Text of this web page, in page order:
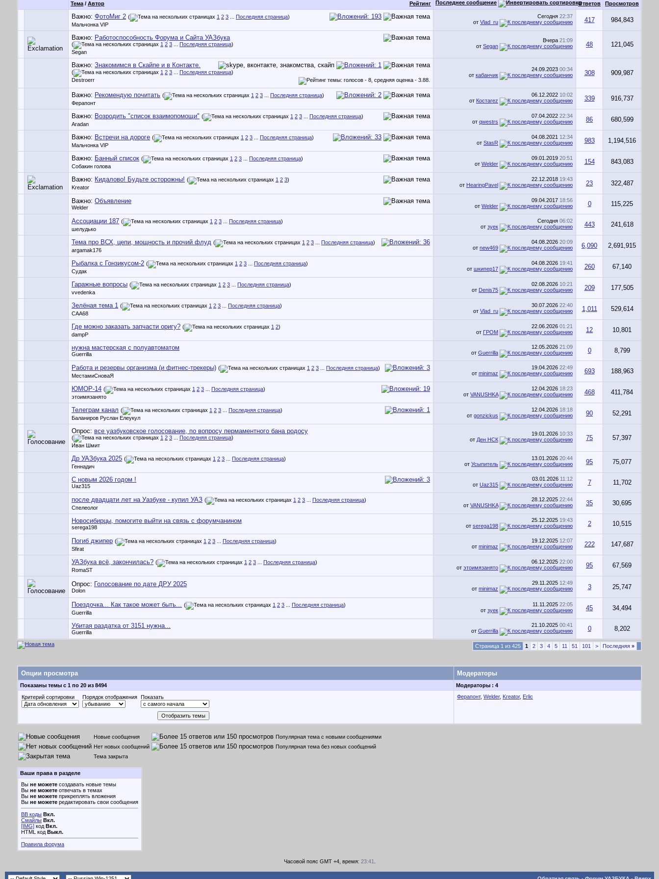
Рейтинг
Тема / Автор Последнее сообщение Ответов Просмотров
Важно: ФотоМиг 2 ( 1 2 3 Последняя страница)
Мальчонка VIP
Сегодня 22:37
от Vlad_ru 417 984,843
Важно: Работоспособность Форума и Сайта УАЗбука
( 1 2 3 Последняя страница)
Segan
Вчера 21:09
от Segan 48 121,045
Важно: Знакомимся в Скайпе и в Контакте.
( 1 2 3 Последняя страница)
Destroerr
24.09.2023 00:34
от кабанчик 308 909,987
Важно: Рекомендую почитать ( 1 2 3 Последняя страница)
Ферапонт
06.12.2022 10:02
от Костаrez 339 916,737
Важно: Возродить "список взаимопомощи" ( 1 2 3 Последняя страница)
Aradan
07.04.2022 22:34
от qwestrs 86 680,599
Важно: Встречи на дороге ( 1 2 3 Последняя страница)
Мальчонка VIP
04.08.2021 12:34
от StasR 983 1,194,516
Важно: Банный список ( 1 2 3 Последняя страница)
Собакин голова
09.01.2019 20:51
от Welder 154 843,083
Важно: Кидалово! Будьте осторожны! ( 1 2 3)
Kreator
22.12.2018 19:43
от HearingPavel 23 322,487
Важно: Объявление
Welder
09.04.2017 18:56
от Welder 0 115,225
Ассоциации 187 ( 1 2 3 Последняя страница)
шелудько
Сегодня 06:02
от зуек 443 241,618
Тема про ВСХ, цепи, мощность и прочий флуд ( 1 2 3 Последняя страница)
argamak176
04.08.2026 20:09
от new469 6,090 2,691,915
Рыбалка с Гонзикусом-2 ( 1 2 3 Последняя страница)
Судак
04.08.2026 19:41
от шкипер17 260 67,140
Гаражные вопросы ( 1 2 3 Последняя страница)
vvedenka
02.08.2026 10:21
от Denis75 209 177,505
Зелёная тема 1 ( 1 2 3 Последняя страница)
CAA68
30.07.2026 22:40
от Vlad_ru 1,011 529,614
Где можно заказать запчасти оригу? ( 1 2)
dampP
22.06.2026 01:21
от ГРОМ 12 10,801
нужна мастерская с полуавтоматом
Guerrilla
12.05.2026 21:09
от Guerrilla 0 8,799
Работа и резервы организма (и фитнес-трекеры) ( 1 2 3 Последняя страница)
МестамиСноваЯ
19.04.2026 22:49
от minimaz 693 188,963
ЮМОР-14 ( 1 2 3 Последняя страница)
этоимязанято
12.04.2026 18:23
от VANUSHKA 468 411,784
Телеграм канал ( 1 2 3 Последняя страница)
Баланиров Руслан Елеукул
12.04.2026 18:18
от gonzickus 90 52,291
Опрос: все уазбуковское голосование, по вопросу пермаментного бана родосу
( 1 2 3 Последняя страница)
Иван Шмит
19.01.2026 10:33
от Ден НСК 75 57,397
Др УАЗбука 2025 ( 1 2 3 Последняя страница)
Геннадич
13.01.2026 20:44
от Усыпитель 95 75,077
С новым 2026 годом !
Uaz315
03.01.2026 11:12
от Uaz315 7 11,702
после двадцати лет на Уазбуке - купил УАЗ ( 1 2 3 Последняя страница)
Спелеолог
28.12.2025 22:44
от VANUSHKA 35 30,695
Новосибирцы, помогите выйти на связь с форумчанином
serega198
25.12.2025 19:43
от serega198 2 10,515
Погиб джипер ( 1 2 3 Последняя страница)
Sfirat
19.12.2025 12:07
от minimaz 222 147,687
УАЗбука всё, закончилась? ( 1 2 3 Последняя страница)
RomaST
06.12.2025 22:00
от этоимязанято 95 67,569
Опрос: Голосование по дате ДРУ 2025
Dolon
29.11.2025 12:49
от minimaz 3 25,747
Поездочка... Как такое может быть... ( 1 2 3 Последняя страница)
Guerrilla
11.11.2025 22:05
от зуек 45 34,494
Убитая раздатка от 3151 нужна...
Guerrilla
21.10.2025 00:41
от Guerrilla 0 8,202
Страница 1 из 425 1 2 3 4 5 11 51 101 > Последняя »
Опции просмотра Модераторы
Показаны темы с 1 по 20 из 8494
Модераторы : 4
Критерий сортировки
Порядок отображения Показать Ферапонт, Welder, Kreator, Erlic
Новые сообщения
Популярная тема с новыми сообщениями
Нет новых сообщений
Популярная тема без новых сообщений
Тема закрыта
Ваши права в разделе
Вы не можете создавать новые темы
Вы не можете отвечать в темах
Вы не можете прикреплять вложения
Вы не можете редактировать свои сообщения
BB коды Вкл.
Смайлы Вкл.
[IMG] код Вкл.
HTML код Выкл.
Правила форума
Часовой пояс GMT +4, время: 23:41